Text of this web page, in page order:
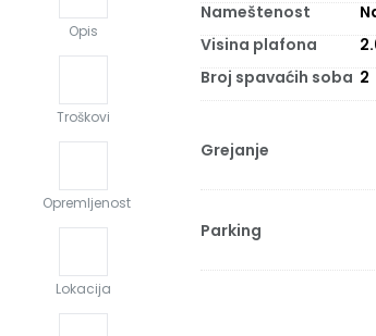
Opis
Troškovi
Opremljenost
Lokacija
Nameštenost
Visina plafona
Broj spavaćih soba 2
Grejanje
Parking